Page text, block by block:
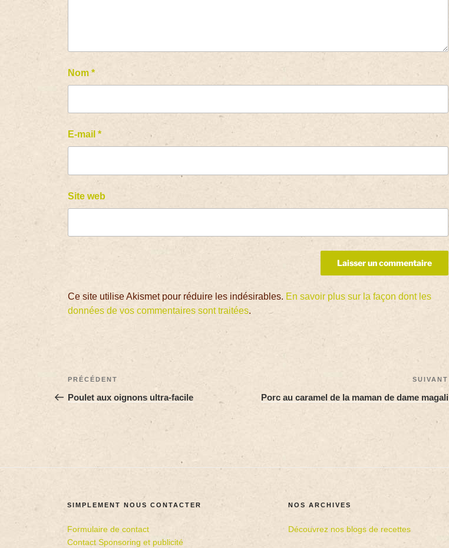
Nom*
E-mail*
Site web
Ce site utilise Akismet pour réduire les indésirables. En savoir plus sur la façon dont les
données de vos commentaires sont traitées.
PRÉCÉDENT
Poulet aux oignons ultra-facile
SUIVANT
Porc au caramel de la maman de dame magali
SIMPLEMENT NOUS CONTACTER
Formulaire de contact
Contact Sponsoring et publicité
NOS ARCHIVES
Découvrez nos blogs de recettes